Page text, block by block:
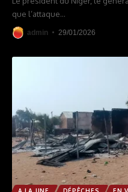
que l’attaque…
admin 29/01/2026
A LA UNE DÉPÊCHES EN